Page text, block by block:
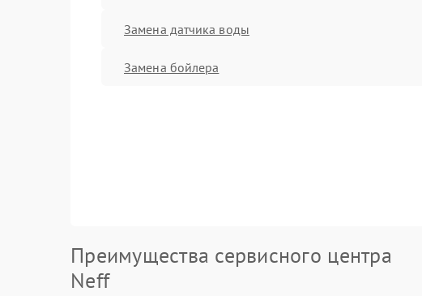
Замена датчика воды
Замена бойлера
Преимущества сервисного центра
Neff